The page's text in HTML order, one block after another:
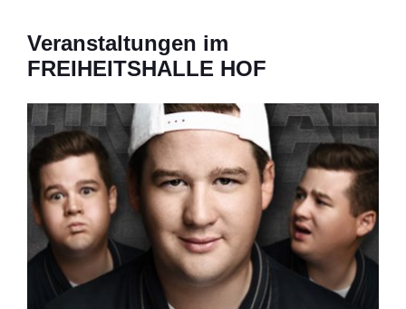
Veranstaltungen im
FREIHEITSHALLE HOF